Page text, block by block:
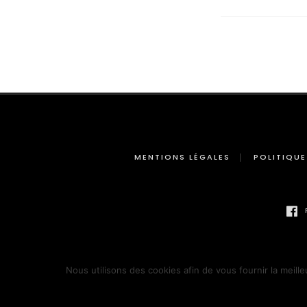
MENTIONS LÉGALES
Nous utilisons des cookies afin de vous fournir la